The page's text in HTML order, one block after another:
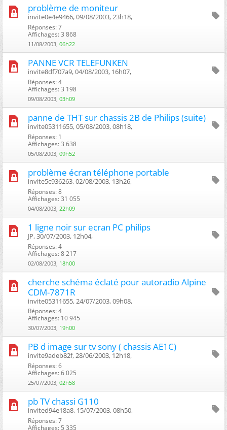
problème de moniteur
invite0e4e9466, 09/08/2003, 23h18, ‎
Réponses: 7
Affichages: 3 868
11/08/2003, 06h22
PANNE VCR TELEFUNKEN
invite8df707a9, 04/08/2003, 16h07, ‎
Réponses: 4
Affichages: 3 198
09/08/2003, 03h09
panne de THT sur chassis 2B de Philips (suite)
invite05311655, 05/08/2003, 08h18, ‎
Réponses: 1
Affichages: 3 638
05/08/2003, 09h52
problème écran téléphone portable
invite5c936263, 02/08/2003, 13h26, ‎
Réponses: 8
Affichages: 31 055
04/08/2003, 22h09
1 ligne noir sur ecran PC philips
JP, 30/07/2003, 12h04, ‎
Réponses: 4
Affichages: 8 217
02/08/2003, 18h00
cherche schéma éclaté pour autoradio Alpine
CDM-7871R
invite05311655, 24/07/2003, 09h08, ‎
Réponses: 4
Affichages: 10 945
30/07/2003, 19h00
PB d image sur tv sony ( chassis AE1C)
invite9adeb82f, 28/06/2003, 12h18, ‎
Réponses: 6
Affichages: 6 025
25/07/2003, 02h58
pb TV chassi G110
invited94e18a8, 15/07/2003, 08h50, ‎
Réponses: 7
Affichages: 5 335